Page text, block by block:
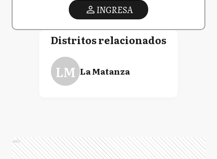
INGRESA
Distritos relacionados
LM La Matanza
Ads